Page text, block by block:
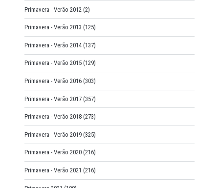
Primavera - Verão 2012 (2)
Primavera - Verão 2013 (125)
Primavera - Verão 2014 (137)
Primavera - Verão 2015 (129)
Primavera - Verão 2016 (303)
Primavera - Verão 2017 (357)
Primavera - Verão 2018 (273)
Primavera - Verão 2019 (325)
Primavera - Verão 2020 (216)
Primavera - Verão 2021 (216)